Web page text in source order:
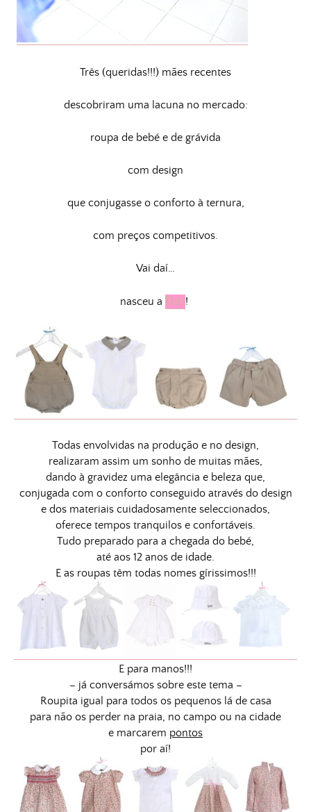
Três (queridas!!!) mães recentes
descobriram uma lacuna no mercado:
roupa de bebé e de grávida
com design
que conjugasse o conforto à ternura,
com preços competitivos.
Vai daí…
nasceu a Dot!
Todas envolvidas na produção e no design,
realizaram assim um sonho de muitas mães,
dando à gravidez uma elegância e beleza que,
conjugada com o conforto conseguido através do design
e dos materiais cuidadosamente seleccionados,
oferece tempos tranquilos e confortáveis.
Tudo preparado para a chegada do bebé,
até aos 12 anos de idade.
E as roupas têm todas nomes gírissimos!!!
E para manos!!!
– já conversámos sobre este tema –
Roupita igual para todos os pequenos lá de casa
para não os perder na praia, no campo ou na cidade
e marcarem pontos
por aí!